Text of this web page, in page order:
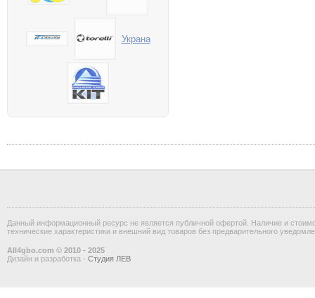
Украна
Данный информационный ресурс не является публичной офертой. Наличие и
технические характеристики и внешний вид товаров без предварительного
All4gbo.com © 2010 - 2025
Дизайн и разработка - Студия ЛЕВ